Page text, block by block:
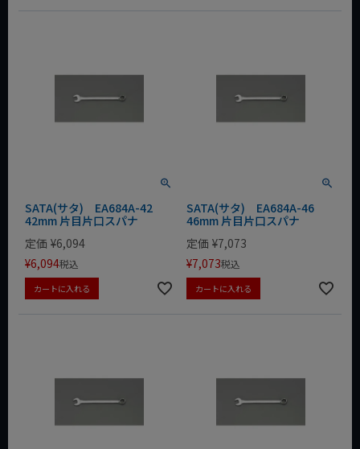
SATA(サタ) EA684A-42
42mm 片目片口スパナ
定価 ¥6,094
¥6,094税込
カートに入れる
SATA(サタ) EA684A-46
46mm 片目片口スパナ
定価 ¥7,073
¥7,073税込
カートに入れる